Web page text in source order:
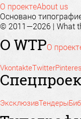
О проектеAbout us
Основано
© 2011—2026 | What
О WTPО
VkontakteTwitter
ЭксклюзивТендеры